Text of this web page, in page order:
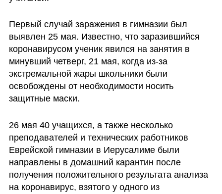
Первый случай заражения в гимназии был
выявлен 25 мая. Известно, что заразившийся
коронавирусом ученик явился на занятия в
минувший четверг, 21 мая, когда из-за
экстремальной жары школьники были
освобождены от необходимости носить
защитные маски.
26 мая 40 учащихся, а также несколько
преподавателей и технических работников
Еврейской гимназии в Иерусалиме были
направлены в домашний карантин после
получения положительного результата анализа
на коронавирус, взятого у одного из